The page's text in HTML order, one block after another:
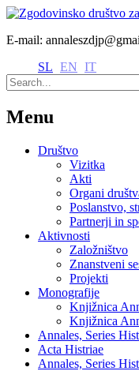
E-mail:
SL EN IT
Menu
Društvo
Vizitka
Akti
Organi
Poslanstvo,
Partnerji in
Aktivnosti
Založništvo
Znanstveni
Projekti
Monografije
Knjižnica
Knjižnica
Annales, Series
Acta Histriae
Annales, Series